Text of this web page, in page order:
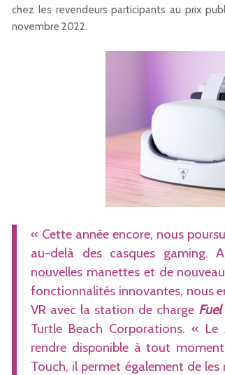
chez les revendeurs participants au prix
novembre 2022.
« Cette année encore, nous
au-delà des casques gaming.
nouvelles manettes et de
fonctionnalités innovantes, nous
VR avec la station de charge Fuel
Turtle Beach Corporations. « Le
rendre disponible à tout
Touch, il permet également de